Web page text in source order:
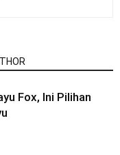
Fox, Ini Pilihan